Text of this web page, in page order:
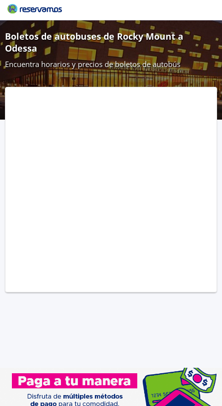
Boletos de autobuses de Rocky Mount a
Odessa
Encuentra horarios y precios de boletos de autobús